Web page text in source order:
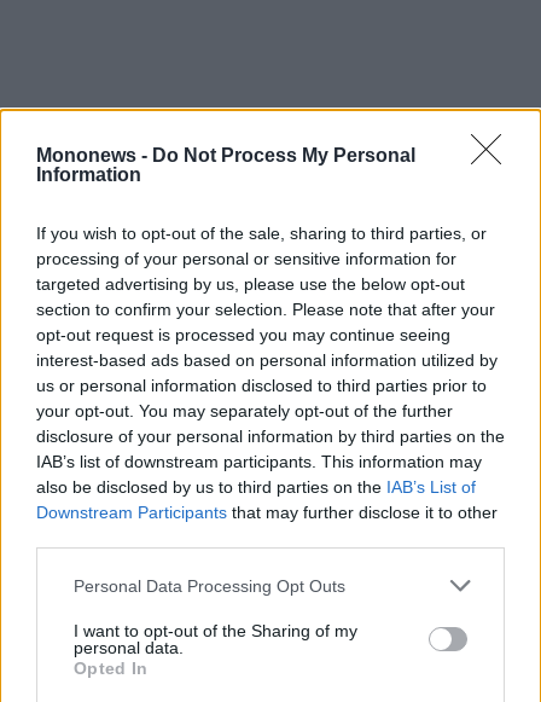
Mononews - Do Not Process My Personal
Information
If you wish to opt-out of the sale, sharing to third parties, or
processing of your personal or sensitive information for
targeted advertising by us, please use the below opt-out
section to confirm your selection. Please note that after your
opt-out request is processed you may continue seeing
interest-based ads based on personal information utilized by
us or personal information disclosed to third parties prior to
your opt-out. You may separately opt-out of the further
disclosure of your personal information by third parties on the
IAB’s list of downstream participants. This information may
also be disclosed by us to third parties on the IAB’s List of
Downstream Participants that may further disclose it to other
Personal Data Processing Opt Outs
I want to opt-out of the Sharing of my
personal data.
Opted In
Σε μια εποχή όπου η καθιστική ζωή αυξάνεται
συνεχώς και ο αριθμός των υπέρβαρων
ατόμων είναι υπερδιπλάσιος σε σχέση με
εκείνον των υποσιτισμένων ανθρώπων, η
καμπάνια μετέτρεψε συμβολικά τις «περιττές»
θερμίδες σε πολύτιμα γεύματα για όσους τα
έχουν περισσότερο ανάγκη.
Πάνω από 150.000 συμμετέχοντες
Περισσότερες από 2.000 εγκαταστάσεις
συμμετείχαν παγκοσμίως, μεταξύ των οποίων